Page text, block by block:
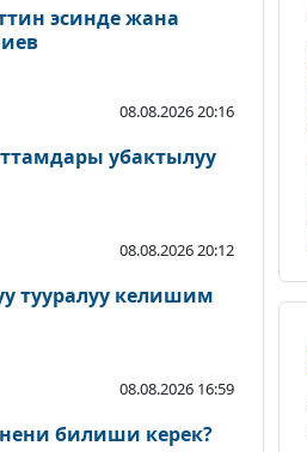
эсинде жана
08.08.2026 20:16
убактылуу
08.08.2026 20:12
тууралуу келишим
08.08.2026 16:59
билиши керек?